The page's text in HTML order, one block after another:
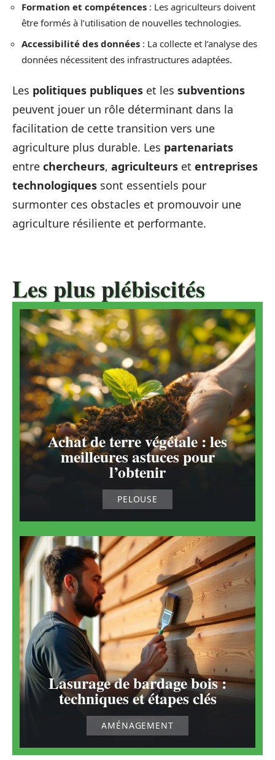
Formation et compétences : Les agriculteurs doivent
être formés à l’utilisation de nouvelles technologies.
Accessibilité des données : La collecte et l’analyse des
données nécessitent des infrastructures adaptées.
Les politiques publiques et les subventions
peuvent jouer un rôle déterminant dans la
facilitation de cette transition vers une
agriculture plus durable. Les partenariats
entre chercheurs, agriculteurs et entreprises
technologiques sont essentiels pour
surmonter ces obstacles et promouvoir une
agriculture résiliente et performante.
Les plus plébiscités
Achat de terre végétale : les
meilleures astuces pour
l’obtenir
PELOUSE
Lasurage de bardage bois :
techniques et étapes clés
AMÉNAGEMENT